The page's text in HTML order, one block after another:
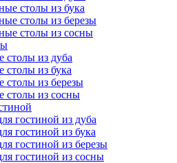
столы из бука
столы из березы
столы из сосны
столы из дуба
столы из бука
столы из березы
столы из сосны
гостиной из дуба
гостиной из бука
гостиной из березы
гостиной из сосны